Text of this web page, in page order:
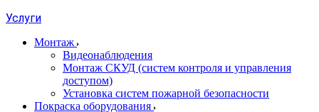
Услуги
Монтаж
Видеонаблюдения
Монтаж СКУД (систем контроля и управления
доступом)
Установка систем пожарной безопасности
Покраска оборудования